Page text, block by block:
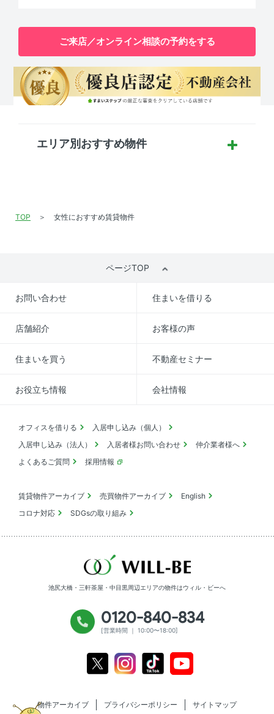
ご来店／オンライン相談の予約をする
エリア別おすすめ物件
TOP 女性におすすめ賃貸物件
ページTOP
お問い合わせ 住まいを借りる
店舗紹介 お客様の声
住まいを買う 不動産セミナー
お役立ち情報 会社情報
オフィスを借りる
入居申し込み（個人）
入居申し込み（法人）
入居者様お問い合わせ
仲介業者様へ
よくあるご質問
採用情報
賃貸物件アーカイブ 売買物件アーカイブ
English
コロナ対応
SDGsの取り組み
池尻大橋・三軒茶屋・中目黒周辺エリアの物件はウィル・ビーへ
0120-840-834
[営業時間 ｜ 10:00〜18:00]
Instagram Tiktok
物件アーカイブ プライバシーポリシー サイトマップ